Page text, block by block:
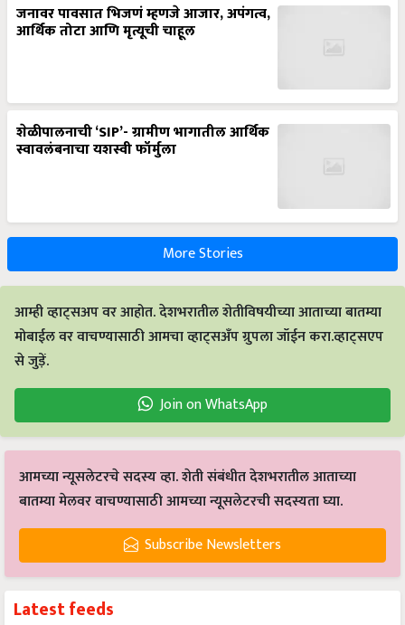
जनावर पावसात भिजणं म्हणजे आजार, अपंगत्व,
आर्थिक तोटा आणि मृत्यूची चाहूल
शेळीपालनाची ‘SIP’- ग्रामीण भागातील आर्थिक
स्वावलंबनाचा यशस्वी फॉर्मुला
More Stories
आम्ही व्हाट्सअप वर आहोत. देशभरातील शेतीविषयीच्या आताच्या बातम्या
मोबाईल वर वाचण्यासाठी आमचा व्हाट्सअँप ग्रुपला जॉईन करा.व्हाट्सएप
से जुड़ें.
Join on WhatsApp
आमच्या न्यूसलेटरचे सदस्य व्हा. शेती संबंधीत देशभरातील आताच्या
बातम्या मेलवर वाचण्यासाठी आमच्या न्यूसलेटरची सदस्यता घ्या.
Subscribe Newsletters
Latest feeds